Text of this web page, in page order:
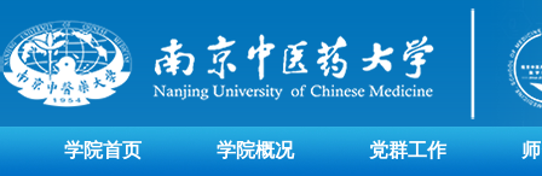
学院首页 学院概况 党群工作